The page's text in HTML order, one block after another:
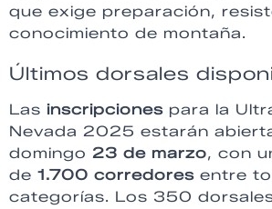
que exige preparación,
conocimiento de montaña.
Últimos dorsales
Las inscripciones para la
Nevada 2025 estarán
domingo 23 de marzo, con
de 1.700 corredores entre
categorías. Los 350